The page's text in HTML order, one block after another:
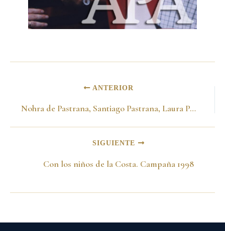
ANTERIOR
Nohra de Pastrana, Santiago Pastrana, Laura Pastrana y Valentina Pastrana V. Campaña 1998
SIGUIENTE
Con los niños de la Costa. Campaña 1998